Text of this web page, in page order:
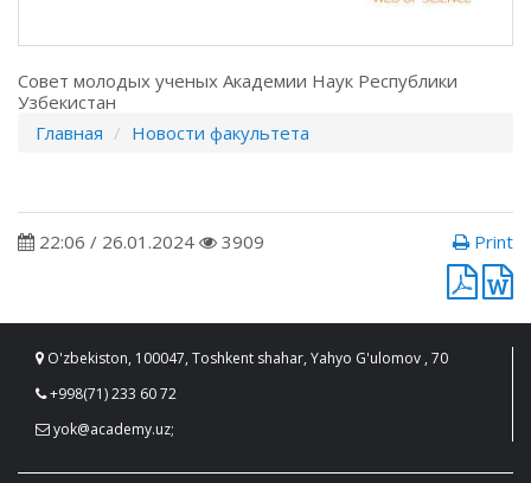
Совет молодых ученых Академии Наук Республики
Узбекистан
Главная
Новости факультета
22:06 / 26.01.2024 3909 Print
O'zbekiston, 100047, Toshkent shahar, Yahyo G'ulomov , 70
+998(71) 233 60 72
yok@academy.uz;